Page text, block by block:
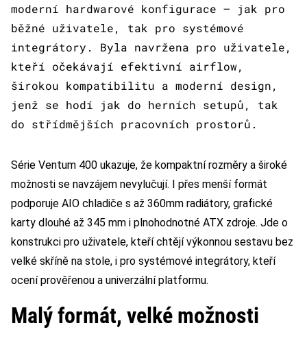
moderní hardwarové konfigurace – jak pro
běžné uživatele, tak pro systémové
integrátory. Byla navržena pro uživatele,
kteří očekávají efektivní airflow,
širokou kompatibilitu a moderní design,
jenž se hodí jak do herních setupů, tak
do střídmějších pracovních prostorů.
Série Ventum 400 ukazuje, že kompaktní rozměry a široké
možnosti se navzájem nevylučují. I přes menší formát
podporuje AIO chladiče s až 360mm radiátory, grafické
karty dlouhé až 345 mm i plnohodnotné ATX zdroje. Jde o
konstrukci pro uživatele, kteří chtějí výkonnou sestavu bez
velké skříně na stole, i pro systémové integrátory, kteří
ocení prověřenou a univerzální platformu.
Malý formát, velké možnosti